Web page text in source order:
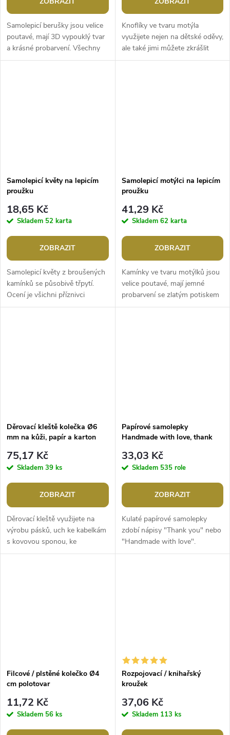
Samolepicí berušky jsou velice
poutavé, mají 3D vypouklý tvar
a krásné probarvení. Všechny
jsou nalepené na jednom archu
Knoflíky ve tvaru motýla
využijete nejen na dětské oděvy,
ale také jimi můžete zkrášlit
doplňky jako jsou tašky, čepice,
Samolepicí květy na lepicím
proužku
18,65 Kč
Skladem 52 karta
ZOBRAZIT
Samolepicí květy z broušených
kamínků se působivě třpytí.
Ocení je všichni příznivci
scrapbookingu, dívky i nevěsty.
Samolepicí motýlci na lepicím
proužku
41,29 Kč
Skladem 62 karta
ZOBRAZIT
Kamínky ve tvaru motýlků jsou
velice poutavé, mají jemné
probarvení se zlatým potiskem
žilek. Všechny jsou nalepené na
Děrovací kleště kolečka Ø6
mm na kůži, papír a karton
75,17 Kč
Skladem 39 ks
ZOBRAZIT
Děrovací kleště využijete na
výrobu pásků, uch ke kabelkám
s kovovou sponou, ke
kreativnímu tvoření ve
Papírové samolepky
Handmade with love, thank
33,03 Kč
Skladem 535 role
ZOBRAZIT
Kulaté papírové samolepky
zdobí nápisy "Thank you" nebo
"Handmade with love".
Využijete je na zdobení
Filcové / plstěné kolečko Ø4
cm polotovar
11,72 Kč
Skladem 56 ks
Rozpojovací / knihařský
kroužek
37,06 Kč
Skladem 113 ks